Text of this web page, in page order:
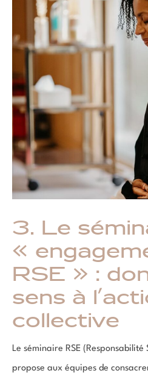
3. Le
«
RSE » :
sens à
collective
Le séminaire RSE
propose aux équipes de